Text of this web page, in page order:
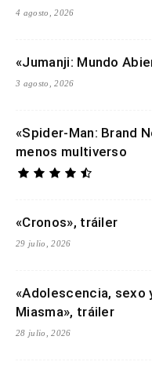
4 agosto, 2026
«Jumanji: Mundo
3 agosto, 2026
«Spider-Man: Brand
menos multiverso
«Cronos», tráiler
29 julio, 2026
«Adolescencia, sexo
Miasma», tráiler
28 julio, 2026